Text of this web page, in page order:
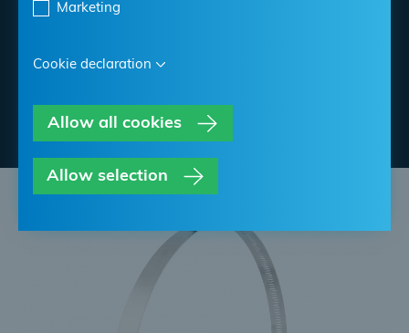
Marketing
Cookie declaration
Allow all cookies
Allow selection
Contatta NORMA